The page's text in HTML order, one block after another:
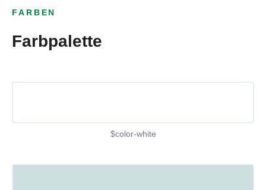
FARBEN
Farbpalette
$color-white